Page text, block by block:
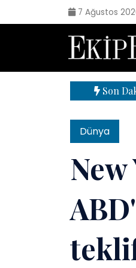
7 Ağustos
Son |
Dünya